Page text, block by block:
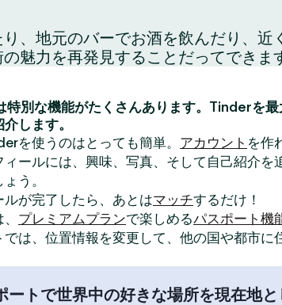
、地元のバーでお酒を飲んだり、近
魅力を再発見することだってできま
特別な機能がたくさんあります。Tinderを
します。
を使うのはとっても簡単。 アカウント を作
ィールには、興味、写真、そして自己紹介を
う。
ルが完了したら、あとはマッチするだけ！
プレミアムプランで楽しめるパスポート機
では、位置情報を変更して、他の国や都市に
ートで世界中の好きな場所を現在地